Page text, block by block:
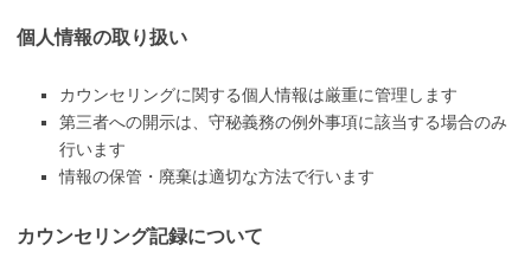
個人情報の取り扱い
カウンセリングに関する個人情報は厳重に管理します
第三者への開示は、守秘義務の例外事項に該当する場合のみ
行います
情報の保管・廃棄は適切な方法で行います
カウンセリング記録について